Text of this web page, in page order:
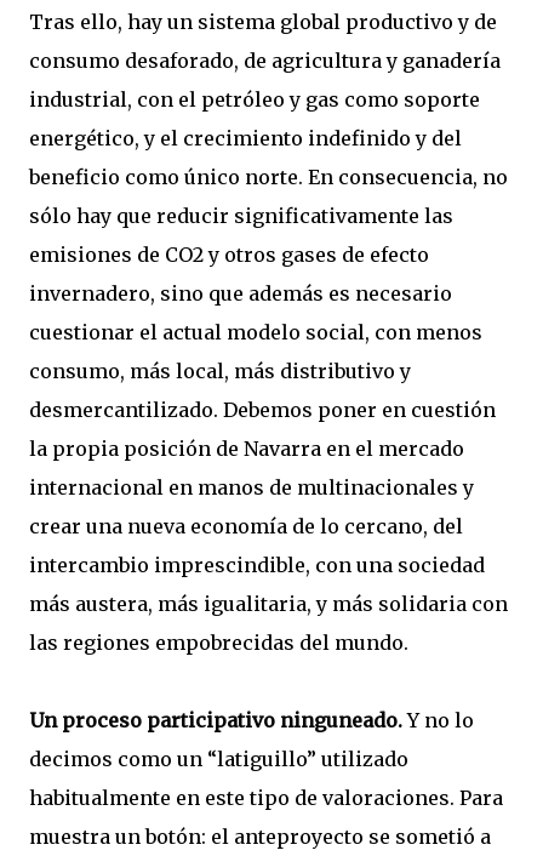
Tras ello, hay un sistema global productivo y de
consumo desaforado, de agricultura y ganadería
industrial, con el petróleo y gas como soporte
energético, y el crecimiento indefinido y del
beneficio como único norte. En consecuencia, no
sólo hay que reducir significativamente las
emisiones de CO2 y otros gases de efecto
invernadero, sino que además es necesario
cuestionar el actual modelo social, con menos
consumo, más local, más distributivo y
desmercantilizado. Debemos poner en cuestión
la propia posición de Navarra en el mercado
internacional en manos de multinacionales y
crear una nueva economía de lo cercano, del
intercambio imprescindible, con una sociedad
más austera, más igualitaria, y más solidaria con
las regiones empobrecidas del mundo.
Un proceso participativo ninguneado.Y no lo
decimos como un “latiguillo” utilizado
habitualmente en este tipo de valoraciones. Para
muestra un botón: el anteproyecto se sometió a